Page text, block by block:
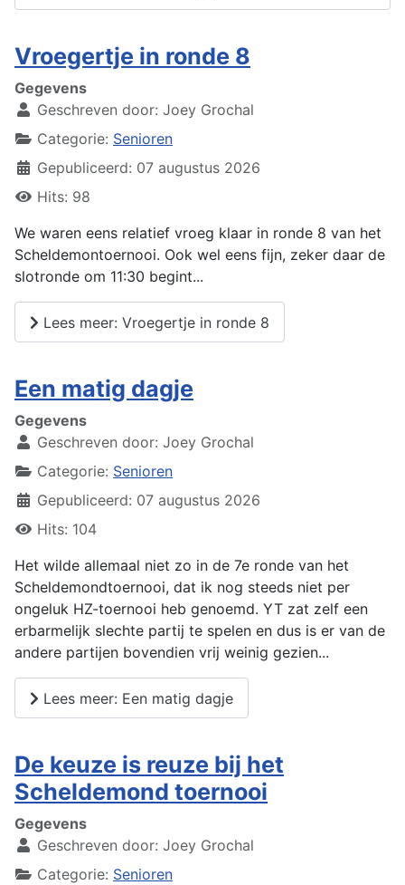
Vroegertje in ronde 8
Gegevens
Geschreven door: Joey Grochal
Categorie: Senioren
Gepubliceerd: 07 augustus 2026
Hits: 98
We waren eens relatief vroeg klaar in ronde 8 van het
Scheldemontoernooi. Ook wel eens fijn, zeker daar de
slotronde om 11:30 begint...
Lees meer: Vroegertje in ronde 8
Een matig dagje
Gegevens
Geschreven door: Joey Grochal
Categorie: Senioren
Gepubliceerd: 07 augustus 2026
Hits: 104
Het wilde allemaal niet zo in de 7e ronde van het
Scheldemondtoernooi, dat ik nog steeds niet per
ongeluk HZ-toernooi heb genoemd. YT zat zelf een
erbarmelijk slechte partij te spelen en dus is er van de
andere partijen bovendien vrij weinig gezien...
Lees meer: Een matig dagje
De keuze is reuze bij het
Scheldemond toernooi
Gegevens
Geschreven door: Joey Grochal
Categorie: Senioren